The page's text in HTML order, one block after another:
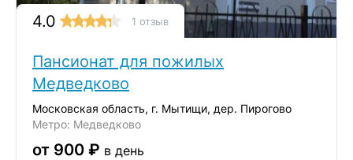
4.0 1 отзыв
Пансионат для пожилых
Медведково
Московская область, г. Мытищи, дер. Пирогово
Метро: Медведково
от 900 ₽ в день